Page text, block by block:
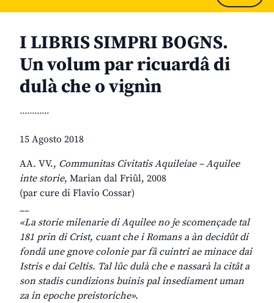
I LIBRIS SIMPRI BOGNS.
Un volum par ricuardâ di
dulà che o vignìn
............
15 Agosto 2018
AA. VV., Communitas Civitatis Aquileiae – Aquilee
inte storie, Marian dal Friûl, 2008
(par cure di Flavio Cossar)
__
«La storie milenarie di Aquilee no je scomençade tal
181 prin di Crist, cuant che i Romans a àn decidût di
fondâ une gnove colonie par fâ cuintri ae minace dai
Istris e dai Celtis. Tal lûc dulà che e nassarà la citât a
son stadis cundizions buinis pal insediament uman
za in epoche preistoriche».